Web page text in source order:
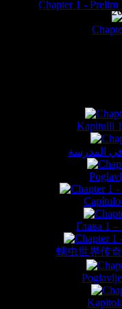
Chapter 1 - Prelim
Kapitulli
في المدرسة
Глава 1
蠕虫世界传
website © Daniel Lieske